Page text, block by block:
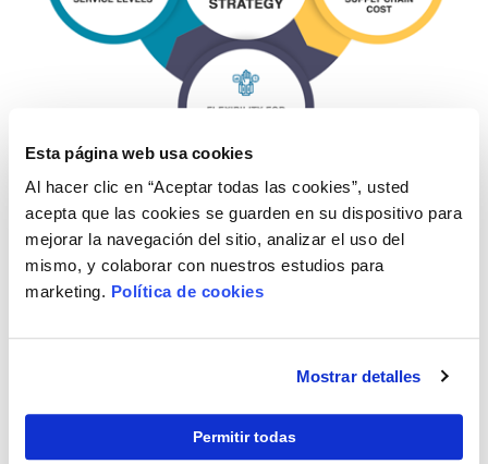
Esta página web usa cookies
Al hacer clic en “Aceptar todas las cookies”, usted
acepta que las cookies se guarden en su dispositivo para
mejorar la navegación del sitio, analizar el uso del
mismo, y colaborar con nuestros estudios para
marketing. Política de cookies
Mostrar detalles
Permitir todas
Juntos, diseñaremos una estrategia de la cadena de
suministro que no solo alcance los objetivos actuales, sino
condiciones económicas, la estrategia corporativa y la
Ahora mismo, con líderes de mercado en seis continentes,
GEP trabaja para identificar ubicaciones de fabricación y